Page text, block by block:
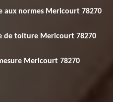
aux normes Mericourt 78270
de toiture Mericourt 78270
Mericourt 78270